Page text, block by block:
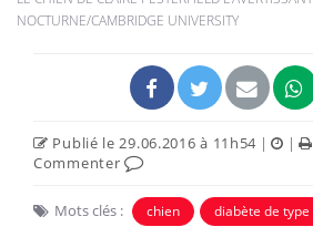
NOCTURNE/CAMBRIDGE UNIVERSITY
Publié le 29.06.2016 à 11h54 | |
Commenter
Mots clés : chien diabète de type